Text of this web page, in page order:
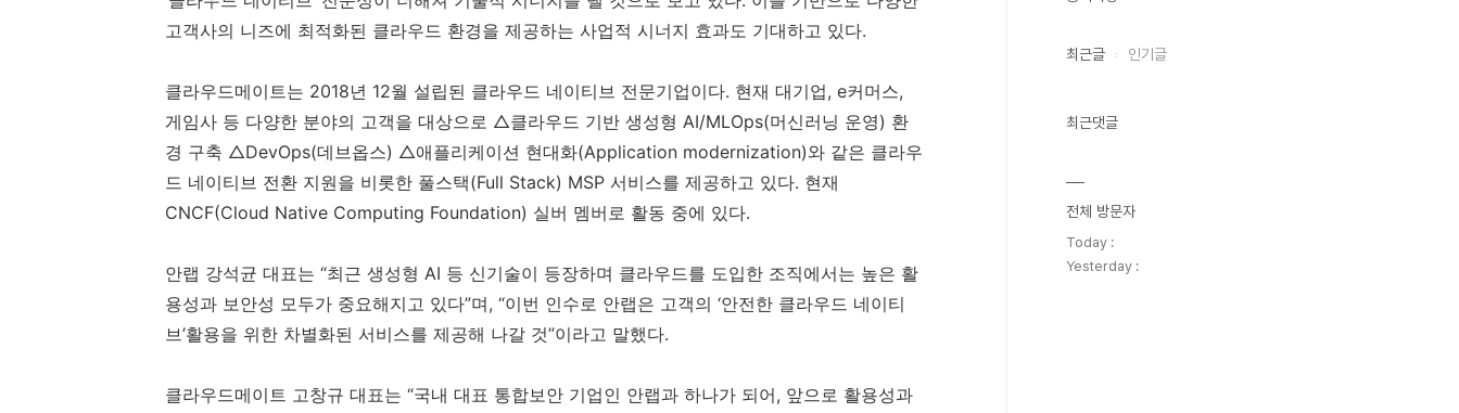
고객사의 니즈에 최적화된 클라우드 환경을 제공하는 사업적 시너지 효과도 기대하고 있다.
클라우드메이트는 2018년 12월 설립된 클라우드 네이티브 전문기업이다. 현재 대기업, e커머스,
게임사 등 다양한 분야의 고객을 대상으로 △클라우드 기반 생성형 AI/MLOps(머신러닝 운영) 환
경 구축 △DevOps(데브옵스) △애플리케이션 현대화(Application modernization)와 같은 클라우
드 네이티브 전환 지원을 비롯한 풀스택(Full Stack) MSP 서비스를 제공하고 있다. 현재
CNCF(Cloud Native Computing Foundation) 실버 멤버로 활동 중에 있다.
안랩 강석균 대표는 “최근 생성형 AI 등 신기술이 등장하며 클라우드를 도입한 조직에서는 높은 활
용성과 보안성 모두가 중요해지고 있다”며, “이번 인수로 안랩은 고객의 ‘안전한 클라우드 네이티
브’활용을 위한 차별화된 서비스를 제공해 나갈 것”이라고 말했다.
클라우드메이트 고창규 대표는 “국내 대표 통합보안 기업인 안랩과 하나가 되어, 앞으로 활용성과
최근글 인기글
최근댓글
전체 방문자
Today :
Yesterday :